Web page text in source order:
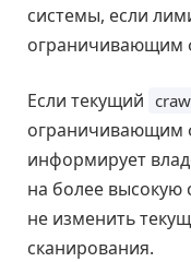
системы, если
ограничивающим
Если текущий
ограничивающим
информирует
на более высокую
не изменить
сканирования.